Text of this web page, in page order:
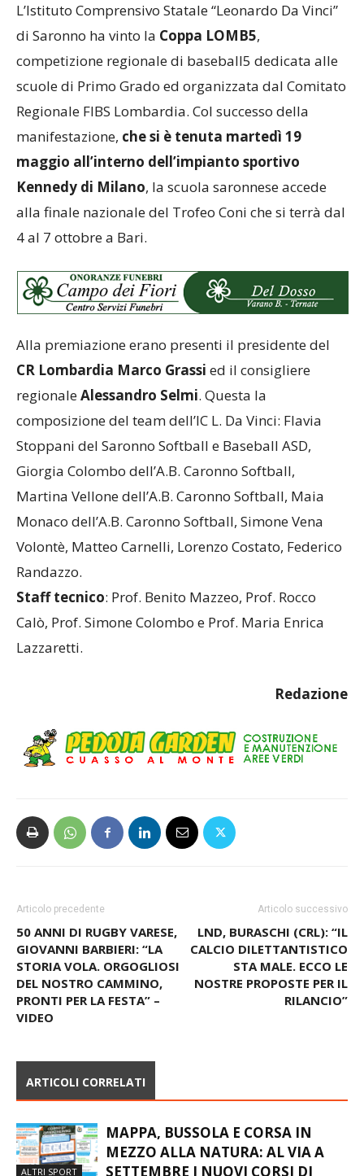
L’Istituto Comprensivo Statale “Leonardo Da Vinci”
di Saronno ha vinto la Coppa LOMB5,
competizione regionale di baseball5 dedicata alle
scuole di Primo Grado ed organizzata dal Comitato
Regionale FIBS Lombardia. Col successo della
manifestazione, che si è tenuta martedì 19
maggio all’interno dell’impianto sportivo
Kennedy di Milano, la scuola saronnese accede
alla finale nazionale del Trofeo Coni che si terrà dal
4 al 7 ottobre a Bari.
Alla premiazione erano presenti il presidente del
ed il consigliere
regionale
. Questa la
composizione del team dell’IC L. Da Vinci: Flavia
Stoppani del Saronno Softball e Baseball ASD,
Giorgia Colombo dell’A.B. Caronno Softball,
Martina Vellone dell’A.B. Caronno Softball, Maia
Monaco dell’A.B. Caronno Softball, Simone Vena
Volontè, Matteo Carnelli, Lorenzo Costato, Federico
: Prof. Benito Mazzeo, Prof. Rocco
Calò, Prof. Simone Colombo e Prof. Maria Enrica
Articolo precedente
50 ANNI DI RUGBY VARESE,
GIOVANNI BARBIERI: “LA
STORIA VOLA. ORGOGLIOSI
DEL NOSTRO CAMMINO,
Articolo successivo
LND, BURASCHI (CRL): “IL
CALCIO DILETTANTISTICO
STA MALE. ECCO LE
MAPPA, BUSSOLA E CORSA IN